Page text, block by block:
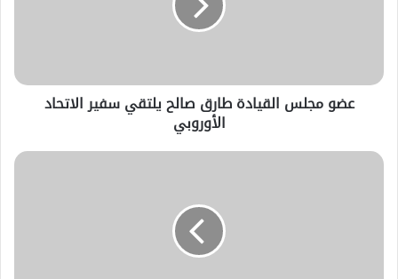
الأوروبي
عضو مجلس القيادة طارق صالح يلتقي سفير الاتحاد
الأوروبي
افتتاح